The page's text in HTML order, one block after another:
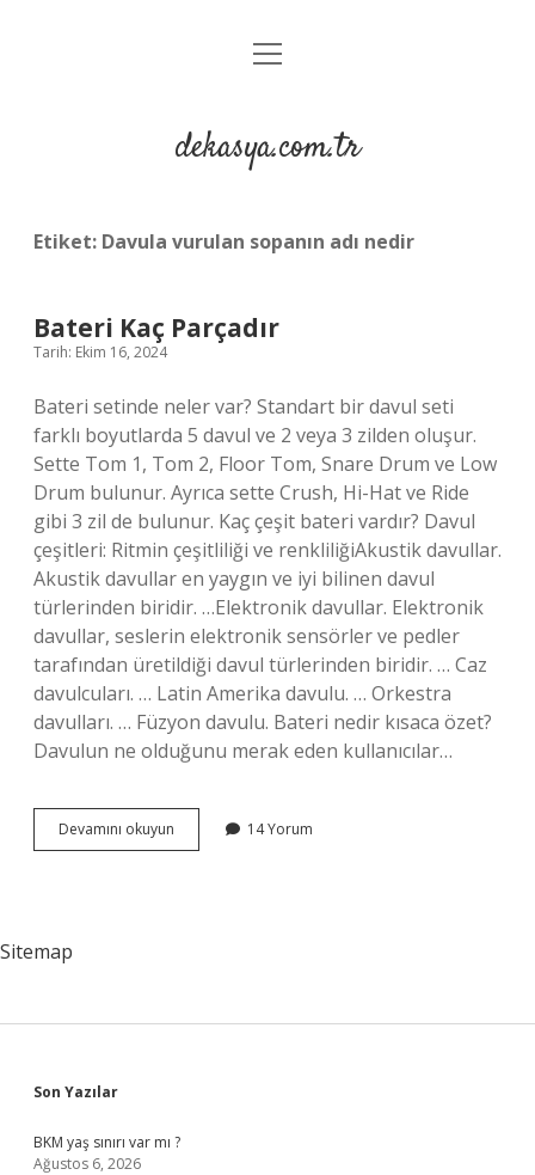
Anasayfa
Yasal Uyarı
menüyü
dekasya.com.tr
Etiket: Davula vurulan sopanın adı nedir
Bateri Kaç Parçadır
Tarih: Ekim 16, 2024
Bateri setinde neler var? Standart bir davul seti
farklı boyutlarda 5 davul ve 2 veya 3 zilden oluşur.
Sette Tom 1, Tom 2, Floor Tom, Snare Drum ve Low
Drum bulunur. Ayrıca sette Crush, Hi-Hat ve Ride
gibi 3 zil de bulunur. Kaç çeşit bateri vardır? Davul
çeşitleri: Ritmin çeşitliliği ve renkliliğiAkustik davullar.
Akustik davullar en yaygın ve iyi bilinen davul
türlerinden biridir. …Elektronik davullar. Elektronik
davullar, seslerin elektronik sensörler ve pedler
tarafından üretildiği davul türlerinden biridir. … Caz
davulcuları. … Latin Amerika davulu. … Orkestra
davulları. … Füzyon davulu. Bateri nedir kısaca özet?
Davulun ne olduğunu merak eden kullanıcılar…
Devamını okuyun
Kaç
14 Yorum
Sitemap
Sidebar
Son Yazılar
BKM yaş sınırı var mı ?
Ağustos 6, 2026